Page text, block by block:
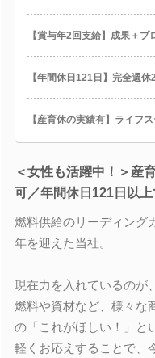
【賞与年2回支給】成果＋
【年間休日121日】完全週
【産育休の実績有】ライフ
＜女性も活躍中！＞産
可／年間休日121日以
燃料供給のリーディング
年を迎えた当社。
現在力を入れているのが
燃料や資材など、様々な
の「これがほしい！」と
軽くお応えすることで、